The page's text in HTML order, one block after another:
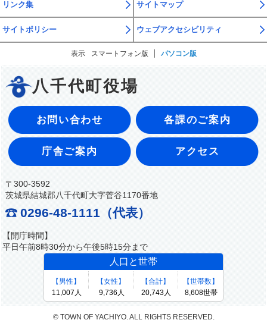
リンク集 サイトマップ
サイトポリシー ウェブアクセシビリティ
表示 スマートフォン版 パソコン版
八千代町役場
お問い合わせ 各課のご案内
庁舎ご案内 アクセス
〒300-3592
茨城県結城郡八千代町大字菅谷1170番地
0296-48-1111（代表）
【開庁時間】
平日午前8時30分から午後5時15分まで
© TOWN OF YACHIYO. ALL RIGHTS RESERVED.